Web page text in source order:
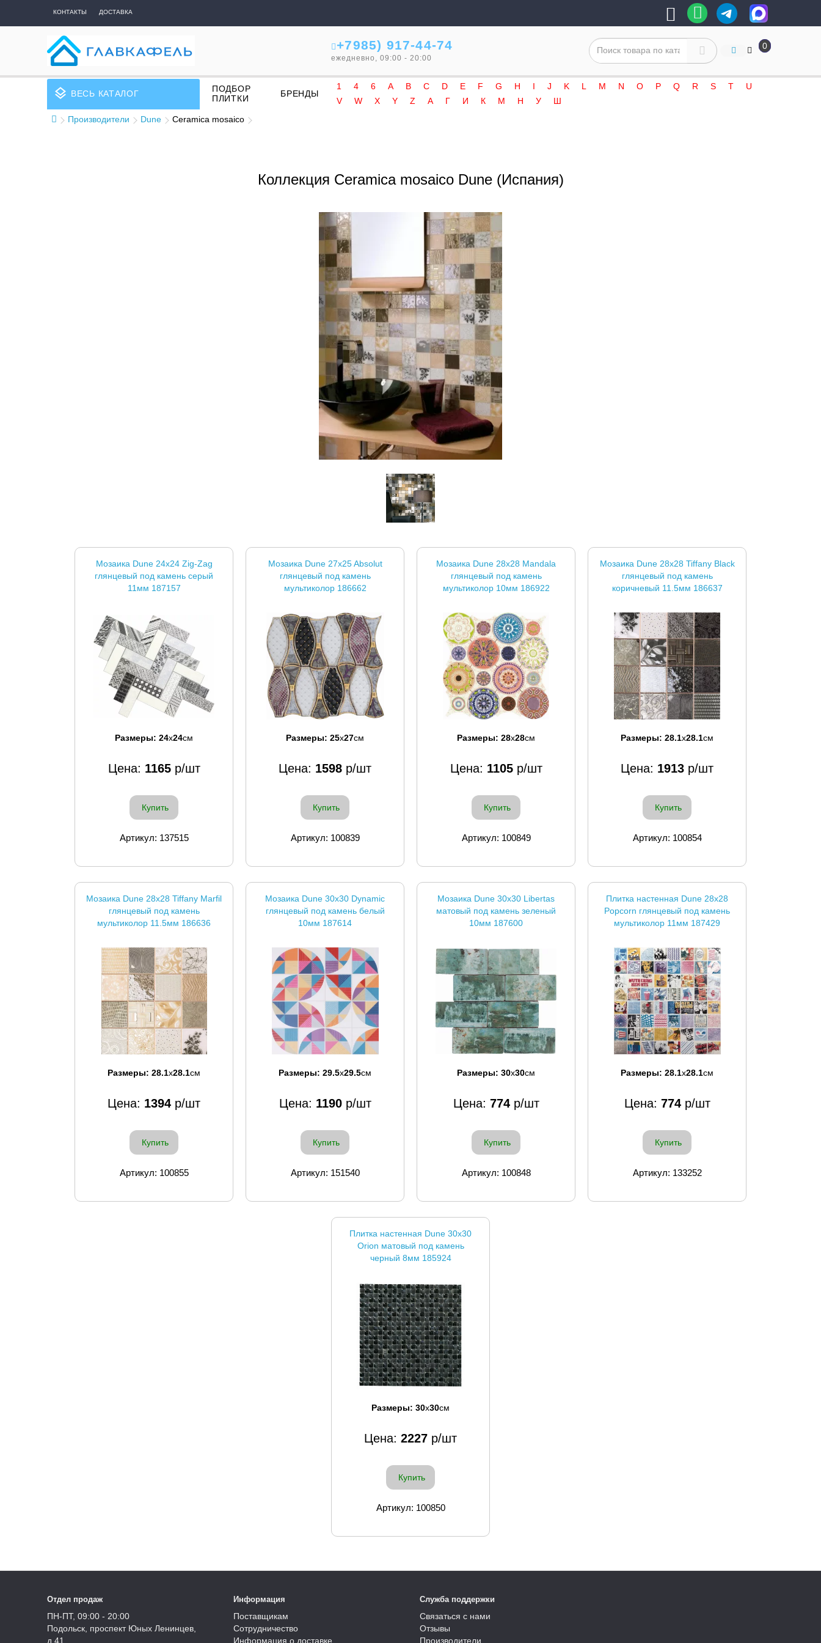
КОНТАКТЫ ДОСТАВКА
+7985) 917-44-74
ежедневно, 09:00 - 20:00
0
layers ВЕСЬ КАТАЛОГ
ПОДБОР
ПЛИТКИ
БРЕНДЫ
1 4 6 A B C D E F G H I J K L M N O P Q R S T
U
V
W X Y Z А Г И К М Н У
Ш
Производители
Dune Ceramica mosaico
Коллекция Ceramica mosaico Dune (Испания)
Мозаика Dune 24x24 Zig-Zag
глянцевый под камень серый
11мм 187157
Размеры: 24x24см
Цена: 1165р/шт
Купить
Артикул: 137515
Мозаика Dune 27x25 Absolut
глянцевый под камень
мультиколор 186662
Размеры: 25x27см
Цена: 1598 р/шт
Купить
Артикул: 100839
Мозаика Dune 28x28 Mandala
глянцевый под камень
мультиколор 10мм 186922
Размеры: 28x28см
Цена: 1105р/шт
Купить
Артикул: 100849
Мозаика Dune 28x28 Tiffany Black
глянцевый под камень
коричневый 11.5мм 186637
Размеры: 28.1x28.1см
Цена: 1913 р/шт
Купить
Артикул: 100854
Мозаика Dune 28x28 Tiffany Marfil
глянцевый под камень
мультиколор 11.5мм 186636
Размеры: 28.1x28.1см
Цена: 1394 р/шт
Купить
Артикул: 100855
Мозаика Dune 30x30 Dynamic
глянцевый под камень белый
10мм 187614
Размеры: 29.5x29.5см
Цена: 1190р/шт
Купить
Артикул: 151540
Мозаика Dune 30x30 Libertas
матовый под камень зеленый
10мм 187600
Размеры: 30x30см
Цена: 774р/шт
Купить
Артикул: 100848
Плитка настенная Dune 28x28
Popcorn глянцевый под камень
мультиколор 11мм 187429
Размеры: 28.1x28.1см
Цена: 774р/шт
Купить
Артикул: 133252
Плитка настенная Dune 30x30
Orion матовый под камень
черный 8мм 185924
Размеры: 30x30см
Цена: 2227 р/шт
Купить
Артикул: 100850
Отдел продаж
ПН-ПТ, 09:00 - 20:00
Подольск, проспект Юных Ленинцев,
д.41
Информация
Поставщикам
Сотрудничество
Информация о доставке
Служба поддержки
Связаться с нами
Отзывы
Производители